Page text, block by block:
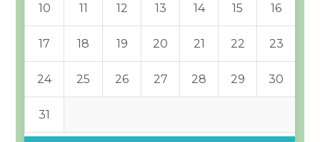
10 11 12 13 14 15 16
17 18 19 20 21 22 23
24 25 26 27 28 29 30
31